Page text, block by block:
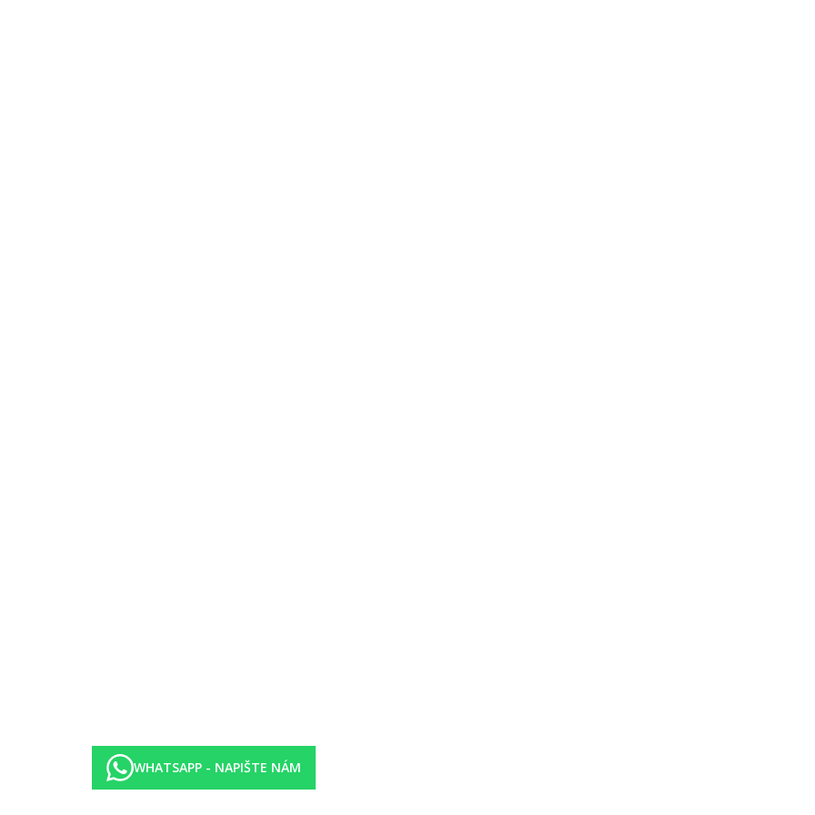
vybavení)
kauci)
hod.)
WHATSAPP - NAPIŠTE NÁM